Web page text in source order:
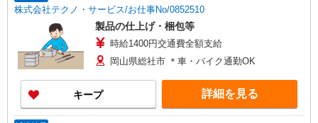
株式会社テクノ・サービス/お仕事No/0852510
製品の仕上げ・梱包等
時給1400円交通費全額支給
岡山県総社市 ＊車・バイク通勤OK
キープ 詳細を見る